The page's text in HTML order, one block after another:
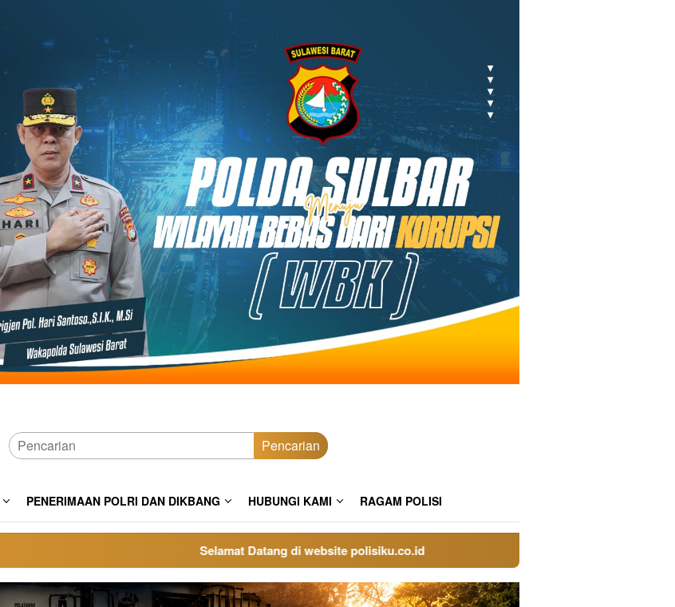
Pencarian
PENERIMAAN POLRI DAN DIKBANG HUBUNGI KAMI RAGAM POLISI
Selamat Datang di website polisiku.co.id